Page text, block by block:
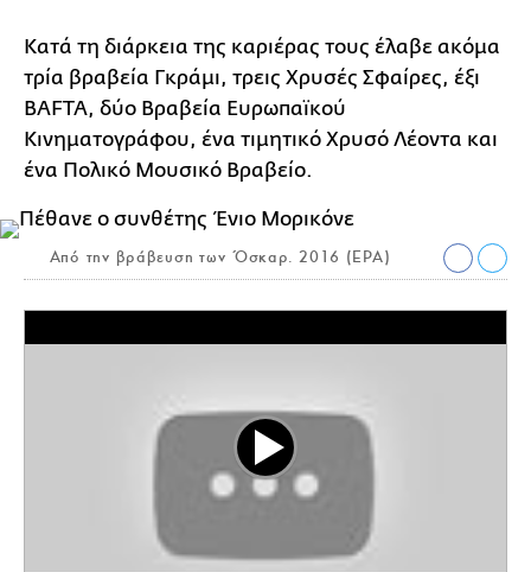
Κατά τη διάρκεια της καριέρας τους έλαβε ακόμα
τρία βραβεία Γκράμι, τρεις Χρυσές Σφαίρες, έξι
BAFTA, δύο Βραβεία Ευρωπαϊκού
Κινηματογράφου, ένα τιμητικό Χρυσό Λέοντα και
ένα Πολικό Μουσικό Βραβείο.
Από την βράβευση των Όσκαρ. 2016 (EPA)
Play